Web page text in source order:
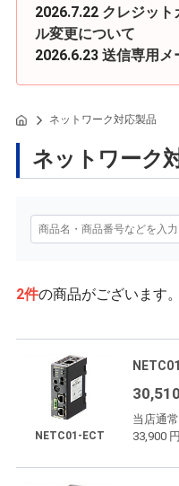
2026.7.22 クレジット
ル変更について
2026.6.23 送信専用メ
ネットワーク対応製品
ネットワーク
2件の商品がございます。
NETC01-ECT
当店通
33,900 円